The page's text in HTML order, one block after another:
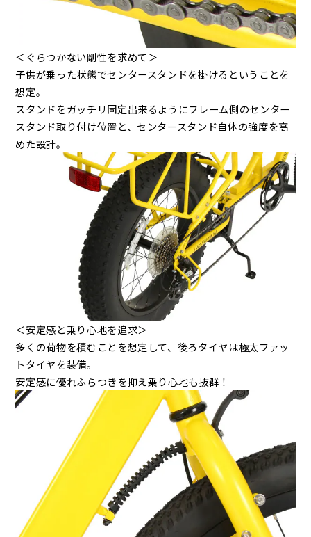
＜ぐらつかない剛性を求めて＞
子供が乗った状態でセンタースタンドを掛けるということを
想定。
スタンドをガッチリ固定出来るようにフレーム側のセンター
スタンド取り付け位置と、センタースタンド自体の強度を高
めた設計。
＜安定感と乗り心地を追求＞
多くの荷物を積むことを想定して、後ろタイヤは極太ファッ
トタイヤを装備。
安定感に優れふらつきを抑え乗り心地も抜群！